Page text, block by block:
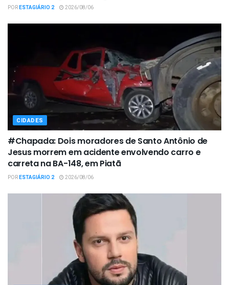
PORESTAGIÁRIO 2 2026/08/06
CIDADES
#Chapada: Dois moradores de Santo Antônio de
Jesus morrem em acidente envolvendo carro e
carreta na BA-148, em Piatã
PORESTAGIÁRIO 2 2026/08/06